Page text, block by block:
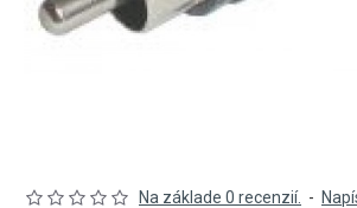
Na základe 0 recenzií. -